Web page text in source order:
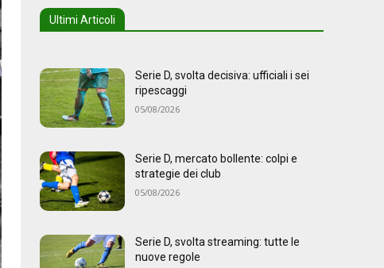
Ultimi Articoli
Serie D, svolta decisiva: ufficiali i sei
ripescaggi
05/08/2026
Serie D, mercato bollente: colpi e
strategie dei club
05/08/2026
Serie D, svolta streaming: tutte le
nuove regole